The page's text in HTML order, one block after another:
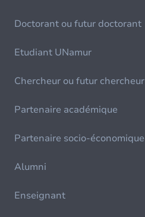
Doctorant ou futur doctorant
Etudiant UNamur
Chercheur ou futur chercheur
Partenaire académique
Partenaire socio-économique
Alumni
Enseignant